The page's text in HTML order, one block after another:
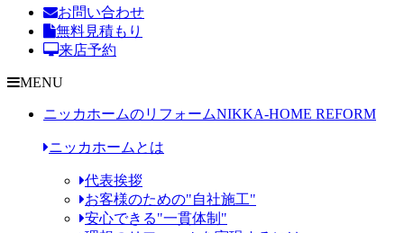
お問い合わせ
無料見積もり
来店予約
MENU
ニッカホームのリフォームNIKKA-HOME REFORM
ニッカホームとは
代表挨拶
お客様のための"自社施工"
安心できる"一貫体制"